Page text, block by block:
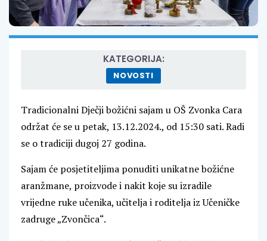
KATEGORIJA:
NOVOSTI
Tradicionalni Dječji božićni sajam u OŠ Zvonka Cara
održat će se u petak, 13.12.2024., od 15:30 sati. Radi
se o tradiciji dugoj 27 godina.
Sajam će posjetiteljima ponuditi unikatne božićne
aranžmane, proizvode i nakit koje su izradile
vrijedne ruke učenika, učitelja i roditelja iz Učeničke
zadruge „Zvončica“.